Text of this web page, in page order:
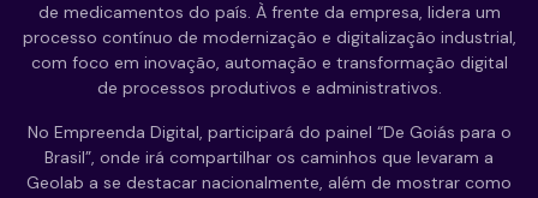
de medicamentos do país. À frente da empresa, lidera um
processo contínuo de modernização e digitalização industrial,
com foco em inovação, automação e transformação digital
de processos produtivos e administrativos.
No Empreenda Digital, participará do painel “De Goiás para o
Brasil”, onde irá compartilhar os caminhos que levaram a
Geolab a se destacar nacionalmente, além de mostrar como